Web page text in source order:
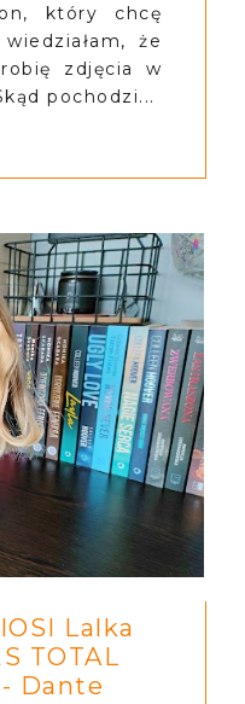
który chcę
że
zdjęcia w
pochodzi...
Lalka
TOTAL
- Dante